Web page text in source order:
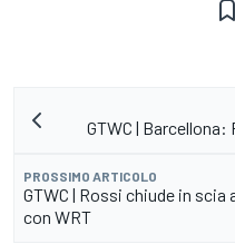
GTWC |
PROSSIMO ARTICOLO
GTWC | Rossi chiude in scia
con WRT